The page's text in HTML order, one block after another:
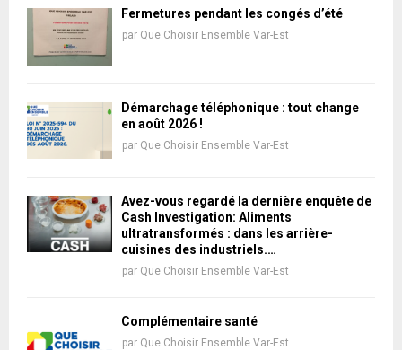
Fermetures pendant les congés d’été
par Que Choisir Ensemble Var-Est
Démarchage téléphonique : tout change
en août 2026 !
par Que Choisir Ensemble Var-Est
Avez-vous regardé la dernière enquête de
Cash Investigation: Aliments
ultratransformés : dans les arrière-
cuisines des industriels.…
par Que Choisir Ensemble Var-Est
Complémentaire santé
par Que Choisir Ensemble Var-Est